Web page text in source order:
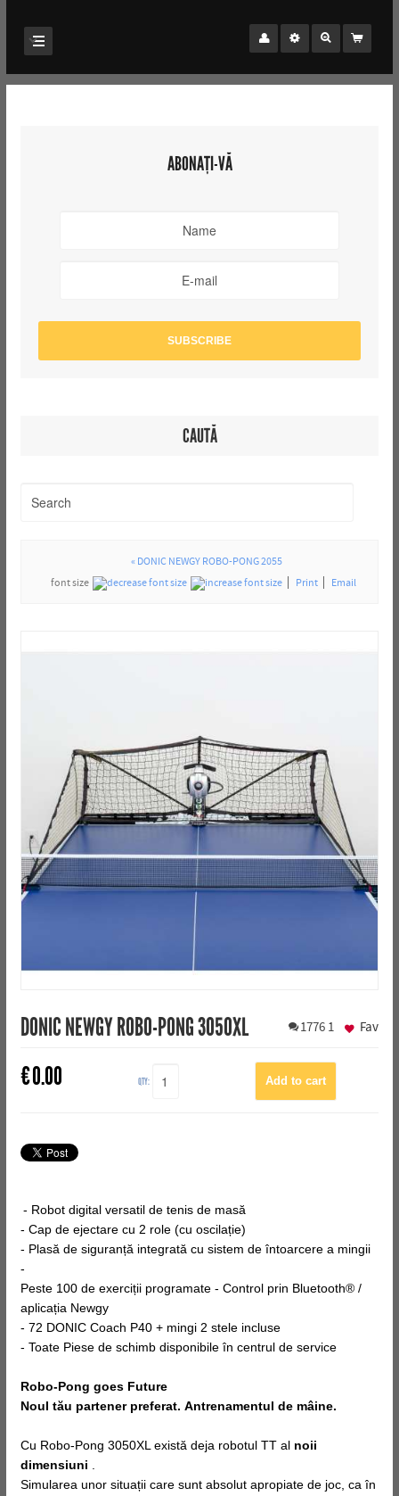
ABONAȚI-VĂ
CAUTĂ
« DONIC NEWGY ROBO-PONG 2055
font size
Print Email
DONIC NEWGY ROBO-PONG 3050XL 1776 1
€0.00 QTY:
Fav
- Robot digital versatil de tenis de masă
- Cap de ejectare cu 2 role (cu oscilație)
- Plasă de siguranță integrată cu sistem de întoarcere a mingii
-
Peste 100 de exerciții programate - Control prin Bluetooth® /
aplicația Newgy
- 72 DONIC Coach P40 + mingi 2 stele incluse
- Toate Piese de schimb disponibile în centrul de service
Robo-Pong goes Future
Noul tău partener preferat. Antrenamentul de mâine.
Cu Robo-Pong 3050XL există deja robotul TT al noii
dimensiuni
Simularea unor situații care sunt absolut apropiate de joc, ca în